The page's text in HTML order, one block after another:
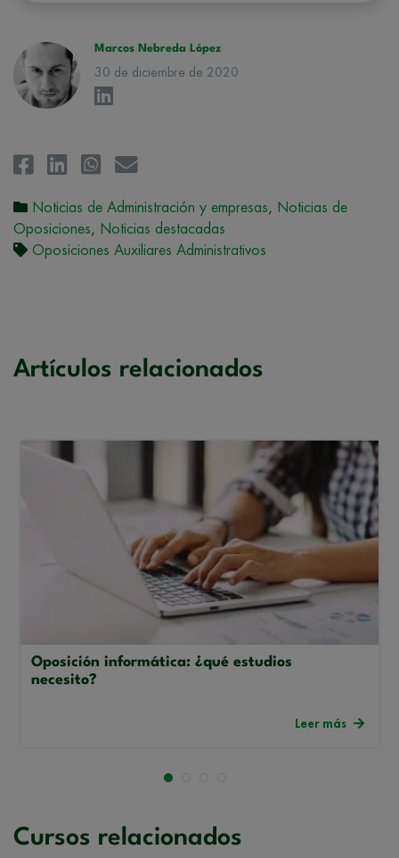
Marcos Nebreda López
30 de diciembre de 2020
Noticias de Administración y empresas, Noticias de
Oposiciones, Noticias destacadas
Oposiciones Auxiliares Administrativos
Artículos relacionados
Oposición informática: ¿qué estudios
necesito?
Leer más
Cursos relacionados